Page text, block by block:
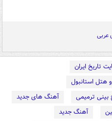
عربی
تاریخ ایران
هتل استانبول
بینی ترمیمی
آهنگ های جدید
آهنگ جدید